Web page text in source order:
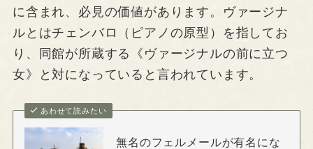
に含まれ、必見の価値があります。ヴァージナ
ルとはチェンバロ（ピアノの原型）を指してお
り、同館が所蔵する《ヴァージナルの前に立つ
女》と対になっていると言われています。
あわせて読みたい
無名のフェルメールが有名にな